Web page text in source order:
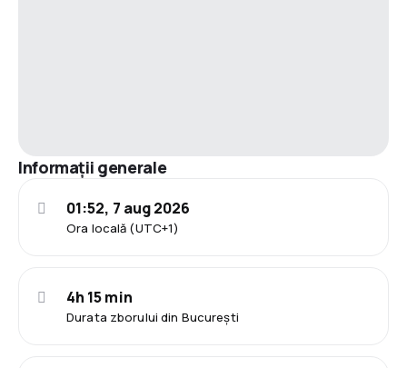
Informații generale
Ora locală (UTC+1)
01:52, 7 aug 2026
Durata zborului din București
4h 15 min